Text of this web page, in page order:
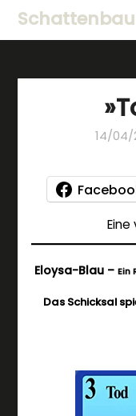
14/04/
Eloysa-Blau –Ein
Das Schicksal